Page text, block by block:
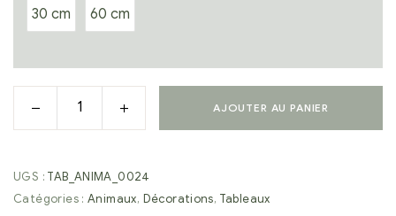
30 cm 60 cm
AJOUTER AU PANIER
UGS : TAB_ANIMA_0024
Catégories :Animaux, Décorations, Tableaux